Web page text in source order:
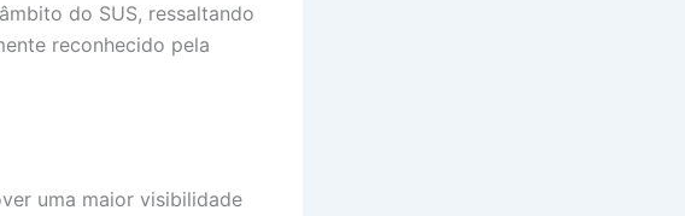
do SUS, ressaltando
reconhecido pela
uma maior visibilidade